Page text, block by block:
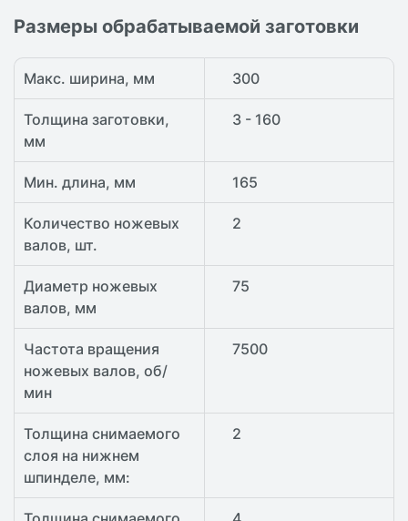
Размеры обрабатываемой заготовки
Макс. ширина, мм 300
Толщина заготовки,
мм
3 - 160
Мин. длина, мм 165
Количество ножевых
валов, шт.
2
Диаметр ножевых
валов, мм
75
Частота вращения
ножевых валов, об/
мин
7500
Толщина снимаемого
слоя на нижнем
шпинделе, мм:
2